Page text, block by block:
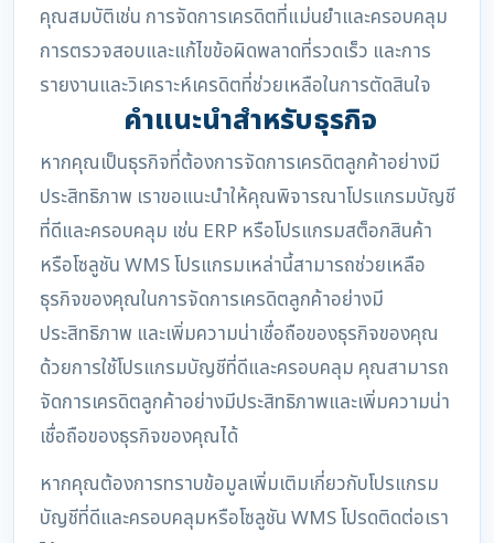
คุณสมบัติเช่น การจัดการเครดิตที่แม่นยำและครอบคลุม
การตรวจสอบและแก้ไขข้อผิดพลาดที่รวดเร็ว และการ
รายงานและวิเคราะห์เครดิตที่ช่วยเหลือในการตัดสินใจ
คำแนะนำสำหรับธุรกิจ
หากคุณเป็นธุรกิจที่ต้องการจัดการเครดิตลูกค้าอย่างมี
ประสิทธิภาพ เราขอแนะนำให้คุณพิจารณาโปรแกรมบัญชี
ที่ดีและครอบคลุม เช่น ERP หรือโปรแกรมสต็อกสินค้า
หรือโซลูชัน WMS โปรแกรมเหล่านี้สามารถช่วยเหลือ
ธุรกิจของคุณในการจัดการเครดิตลูกค้าอย่างมี
ประสิทธิภาพ และเพิ่มความน่าเชื่อถือของธุรกิจของคุณ
ด้วยการใช้โปรแกรมบัญชีที่ดีและครอบคลุม คุณสามารถ
จัดการเครดิตลูกค้าอย่างมีประสิทธิภาพและเพิ่มความน่า
เชื่อถือของธุรกิจของคุณได้
หากคุณต้องการทราบข้อมูลเพิ่มเติมเกี่ยวกับโปรแกรม
บัญชีที่ดีและครอบคลุมหรือโซลูชัน WMS โปรดติดต่อเรา